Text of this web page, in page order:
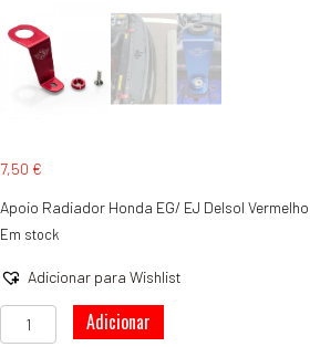
7,50 €
Apoio Radiador Honda EG/ EJ Delsol Vermelho
Em stock
Adicionar para Wishlist
Quantidade
de
Adicionar